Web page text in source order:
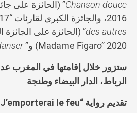
Chanson douce” (الحائزة على
2016، والجائزة الكبرى لقارئات “Elle” 2017)، و”
des autres
Madame Figaro” 2020) و”
ستزور خلال إقامتها في المغرب
الرباط، الدار البيضاء وطنجة
تقديم رواية “J’emporterai le feu